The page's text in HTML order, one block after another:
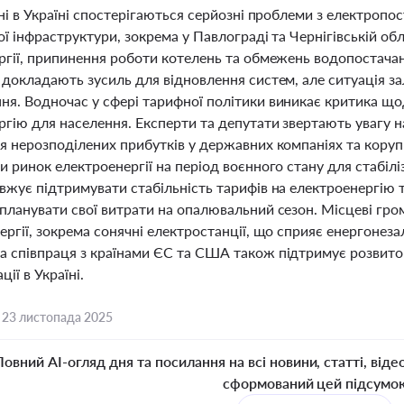
в Україні спостерігаються серйозні проблеми з
інфраструктури, зокрема у Павлограді та Чернігівській
припинення роботи котелень та обмежень
зусиль для відновлення систем, але ситуація
Водночас у сфері тарифної політики виникає критика
для населення. Експерти та депутати звертають увагу
нерозподілених прибутків у державних компаніях та
ринок електроенергії на період воєнного стану для
підтримувати стабільність тарифів на
свої витрати на опалювальний сезон. Місцеві
зокрема сонячні електростанції, що сприяє
з країнами ЄС та США також підтримує
в Україні.
23 листопада 2025
AI-огляд дня та посилання на всі новини, статті,
сформований цей